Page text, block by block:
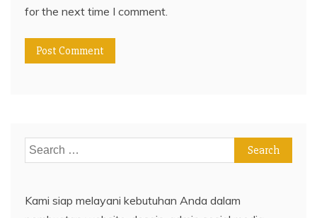
for the next time I comment.
Search
for:
Kami siap melayani kebutuhan Anda dalam